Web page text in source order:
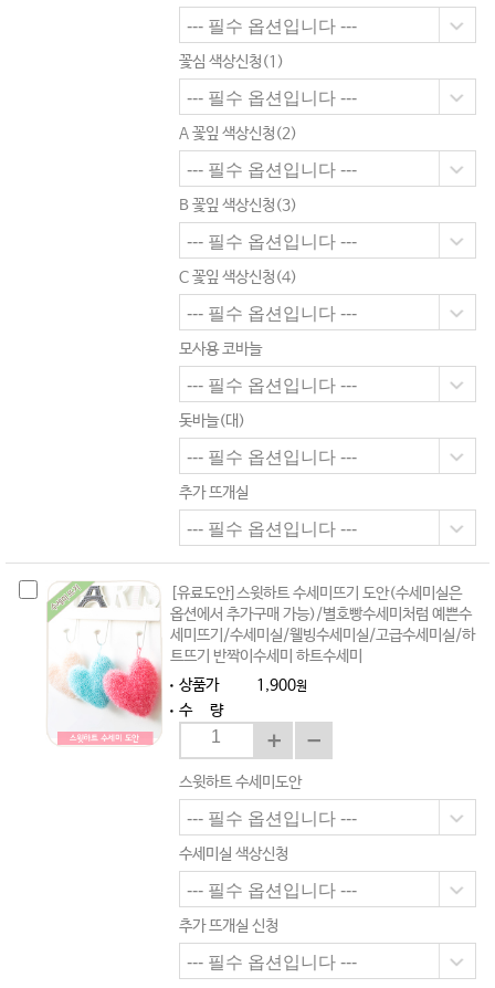
꽃심 색상신청(1)
A 꽃잎 색상신청(2)
B 꽃잎 색상신청(3)
C 꽃잎 색상신청(4)
모사용 코바늘
돗바늘(대)
추가 뜨개실
[유료도안]스윗하트 수세미뜨기 도안(수세미실은
옵션에서 추가구매 가능)/별호빵수세미처럼 예쁜수
세미뜨기/수세미실/웰빙수세미실/고급수세미실/하
트뜨기 반짝이수세미 하트수세미
상품가
1,900원
수 량
스윗하트 수세미도안
수세미실 색상신청
추가 뜨개실 신청